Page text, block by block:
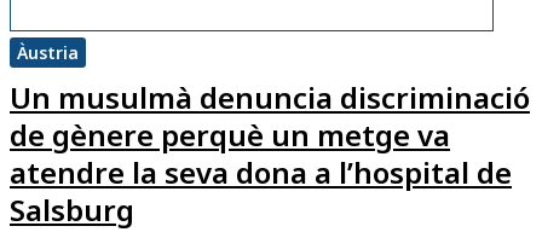
Àustria
Un musulmà denuncia discriminació
de gènere perquè un metge va
atendre la seva dona a l’hospital de
Salsburg